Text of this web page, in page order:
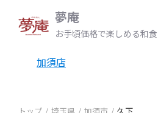
夢庵
お手頃価格で楽しめる和
加須店